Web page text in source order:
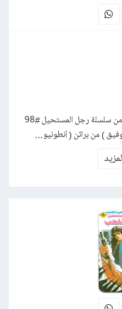
رواية القناص – العدد الثامن والتسعون من سلسلة رجل المستحيل #98
) من براثن ( أنطونيو…